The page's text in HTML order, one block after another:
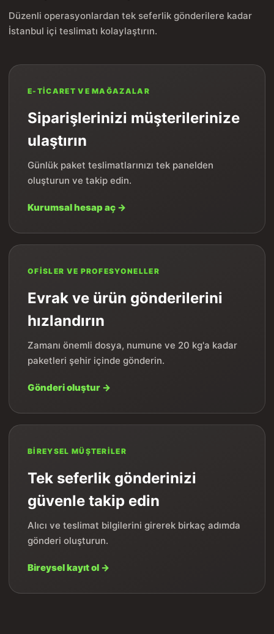
Düzenli operasyonlardan tek seferlik gönderilere kadar
İstanbul içi teslimatı kolaylaştırın.
E-TICARET VE MAĞAZALAR
Siparişlerinizi müşterilerinize
ulaştırın
Günlük paket teslimatlarınızı tek panelden
oluşturun ve takip edin.
Kurumsal hesap aç →
OFISLER VE PROFESYONELLER
Evrak ve ürün gönderilerini
hızlandırın
Zamanı önemli dosya, numune ve 20 kg'a kadar
paketleri şehir içinde gönderin.
Gönderi oluştur →
BIREYSEL MÜŞTERILER
Tek seferlik gönderinizi
güvenle takip edin
Alıcı ve teslimat bilgilerini girerek birkaç adımda
gönderi oluşturun.
Bireysel kayıt ol →